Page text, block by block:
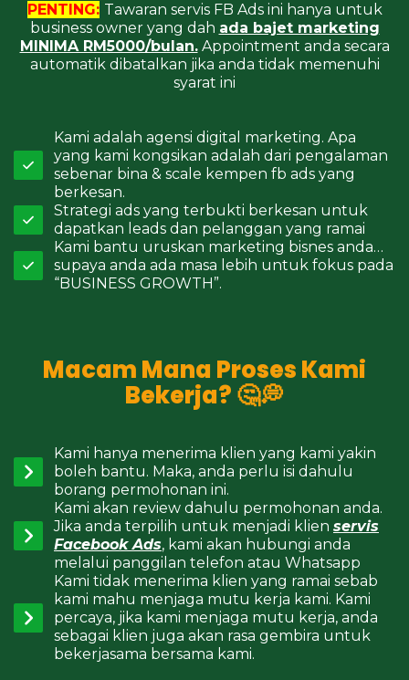
PENTING: Tawaran servis FB Ads ini hanya untuk
business owner yang dah ada bajet marketing
MINIMA RM5000/bulan.Appointment anda secara
automatik dibatalkan jika anda tidak memenuhi
syarat ini
Kami adalah agensi digital marketing. Apa
yang kami kongsikan adalah dari pengalaman
sebenar bina & scale kempen fb ads yang
berkesan.
Strategi ads yang terbukti berkesan untuk
dapatkan leads dan pelanggan yang ramai
Kami bantu uruskan marketing bisnes anda…
supaya anda ada masa lebih untuk fokus pada
“BUSINESS GROWTH”.
Macam Mana Proses Kami
Bekerja? 🤔💭
Kami hanya menerima klien yang kami yakin
boleh bantu. Maka, anda perlu isi dahulu
borang permohonan ini.
Kami akan review dahulu permohonan anda.
Jika anda terpilih untuk menjadi klien servis
Facebook Ads, kami akan hubungi anda
melalui panggilan telefon atau Whatsapp
Kami tidak menerima klien yang ramai sebab
kami mahu menjaga mutu kerja kami. Kami
percaya, jika kami menjaga mutu kerja, anda
sebagai klien juga akan rasa gembira untuk
bekerjasama bersama kami.